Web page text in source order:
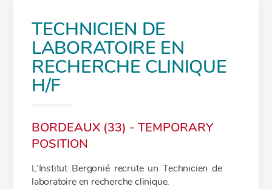
TECHNICIEN DE
LABORATOIRE EN
RECHERCHE CLINIQUE
H/F
BORDEAUX (33) - TEMPORARY
POSITION
L’Institut Bergonié recrute un Technicien de
laboratoire en recherche clinique.